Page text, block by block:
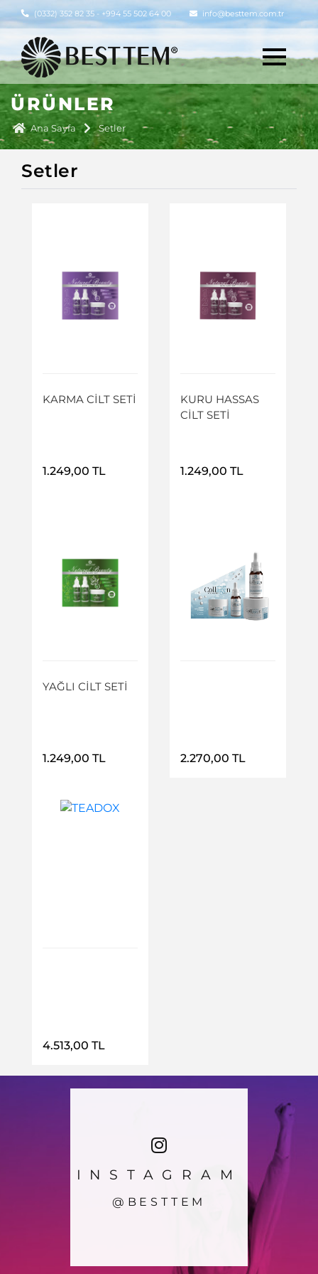
(0332) 352 82 35 - +994 55 502 64 00 info@besttem.com.tr
ÜRÜNLER
Ana Sayfa Setler
Setler
Ürün Detayı
KARMA CİLT SETİ
1.249,00 TL
Ürün Detayı
KURU HASSAS
CİLT SETİ
1.249,00 TL
Ürün Detayı
YAĞLI CİLT SETİ
1.249,00 TL 2.270,00 TL
4.513,00 TL
INSTAGRAM
@BESTTEM